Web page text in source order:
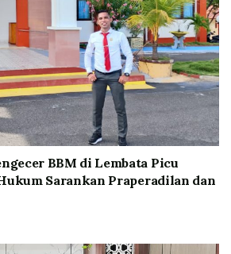
BBM di Lembata Picu
Sarankan Praperadilan dan